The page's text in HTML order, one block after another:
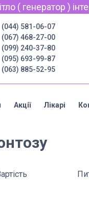
)
(044) 581-06-07
(067) 468-27-00
(099) 240-37-80
(095) 693-99-87
(063) 885-52-95
Акції Лікарі